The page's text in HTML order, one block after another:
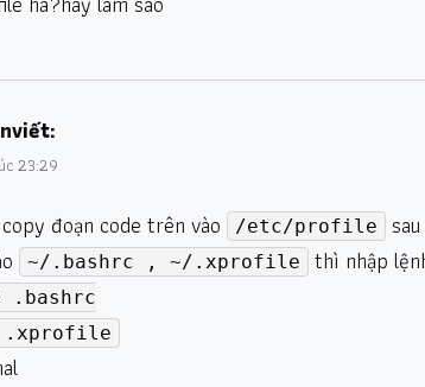
viết:
23:29
đoạn code trên vào /etc/profile sau
~/.bashrc , ~/.xprofile thì nhập
.bashrc
.xprofile